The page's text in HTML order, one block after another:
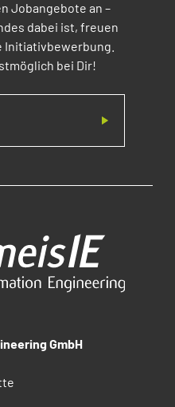
Jobangebote an –
dabei ist, freuen
Initiativbewerbung.
bei Dir!
GmbH